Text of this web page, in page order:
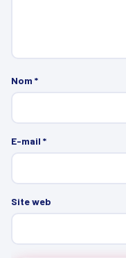
Nom *
E-mail *
Site web